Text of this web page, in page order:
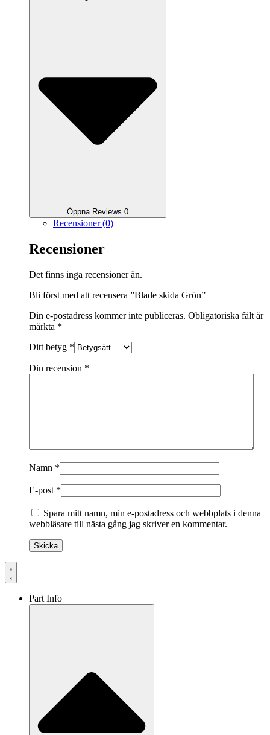
Öppna Reviews 0
Recensioner (0)
Recensioner
Det finns inga recensioner än.
Bli först med att recensera ”Blade skida Grön”
Din e-postadress kommer inte publiceras. Obligatoriska fält är
märkta *
Ditt betyg *
Din recension *
Namn *
E-post *
Spara mitt namn, min e-postadress och webbplats i denna
webbläsare till nästa gång jag skriver en kommentar.
Part Info